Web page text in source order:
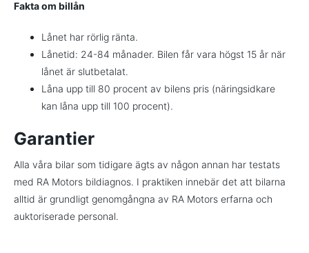
Fakta om billån
Lånet har rörlig ränta.
Lånetid: 24-84 månader. Bilen får vara högst 15 år när
lånet är slutbetalat.
Låna upp till 80 procent av bilens pris (näringsidkare
kan låna upp till 100 procent).
Garantier
Alla våra bilar som tidigare ägts av någon annan har testats
med RA Motors bildiagnos. I praktiken innebär det att bilarna
alltid är grundligt genomgångna av RA Motors erfarna och
auktoriserade personal.